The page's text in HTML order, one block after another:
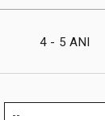
4 - 5 ANI
--